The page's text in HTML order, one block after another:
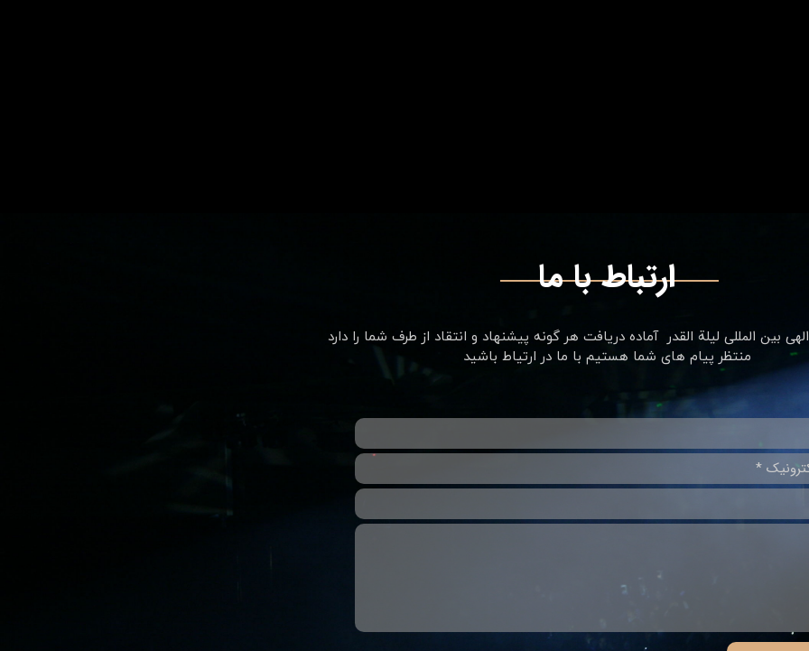
بین المللی لیلة القدر ​​​​​​​ آماده دریافت هر گونه پیشنهاد و انتقاد از طرف شما را دارد
منتظر پیام های شما هستیم با ما در ارتیاط باشید
ارتباط با ما